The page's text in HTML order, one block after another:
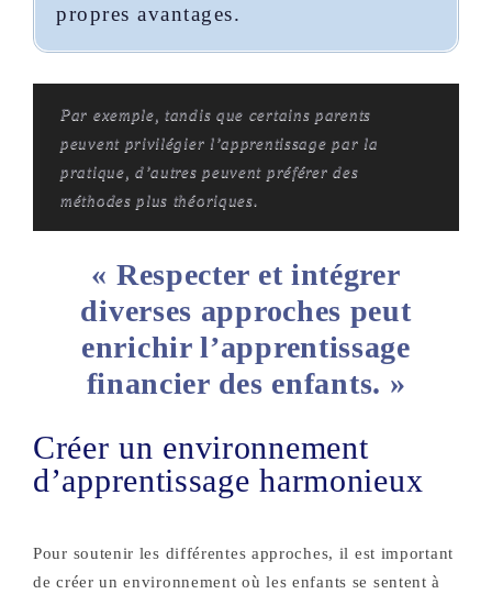
propres avantages.
Par exemple, tandis que certains parents
peuvent privilégier l’apprentissage par la
pratique, d’autres peuvent préférer des
méthodes plus théoriques.
« Respecter et intégrer
diverses approches peut
enrichir l’apprentissage
financier des enfants. »
Créer un environnement
d’apprentissage harmonieux
Pour soutenir les différentes approches, il est important
de créer un environnement où les enfants se sentent à